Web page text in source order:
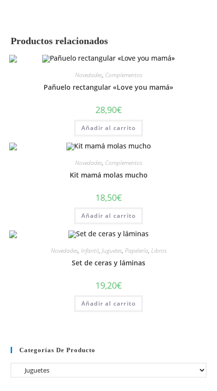
Productos relacionados
Novedades, Complementos
Pañuelo rectangular «Love you mamá»
28,90€
Añadir al carrito
Novedades, Complementos
Kit mamá molas mucho
18,50€
Añadir al carrito
Novedades, Infantil, Juguetes, Papelería, Libros
Set de ceras y láminas
19,20€
Añadir al carrito
Categorías De Producto